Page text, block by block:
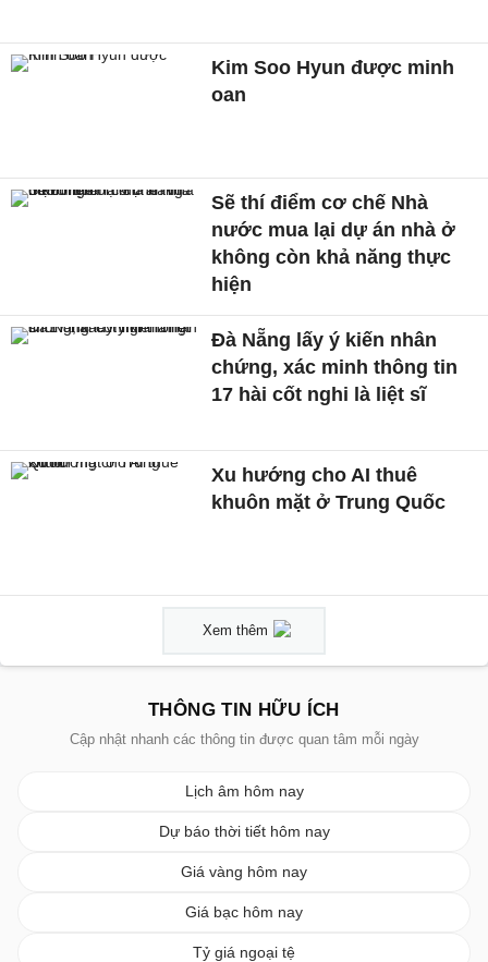
Kim Soo Hyun được minh
oan
Sẽ thí điểm cơ chế Nhà
nước mua lại dự án nhà ở
không còn khả năng thực
hiện
Đà Nẵng lấy ý kiến nhân
chứng, xác minh thông tin
17 hài cốt nghi là liệt sĩ
Xu hướng cho AI thuê
khuôn mặt ở Trung Quốc
Xem thêm
THÔNG TIN HỮU ÍCH
Cập nhật nhanh các thông tin được quan tâm mỗi ngày
Lịch âm hôm nay
Dự báo thời tiết hôm nay
Giá vàng hôm nay
Giá bạc hôm nay
Tỷ giá ngoại tệ